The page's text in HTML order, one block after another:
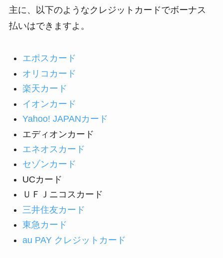
主に、以下のようなクレジットカードでボーナス
払いはできますよ。
エポスカード
オリコカード
楽天カード
イオンカード
Yahoo! JAPANカード
エディオンカード
エネオスカード
セゾンカード
UCカード
ＵＦＪニコスカード
三井住友カード
東急カード
au PAY クレジットカード